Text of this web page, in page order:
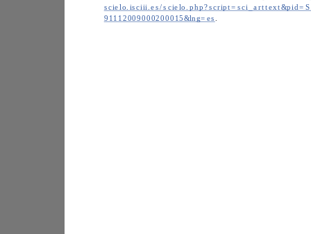
91112009000200015&lng=es